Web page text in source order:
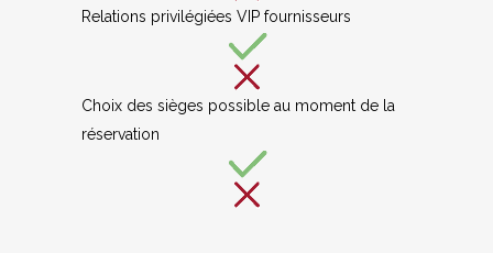
Relations privilégiées VIP fournisseurs
Choix des sièges possible au moment de la
réservation